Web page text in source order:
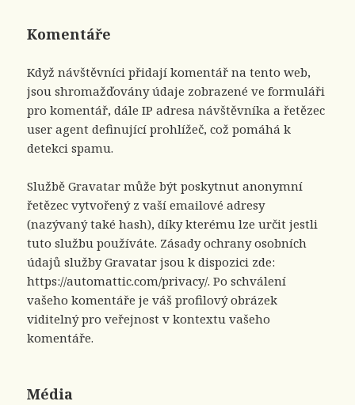
Komentáře
Když návštěvníci přidají komentář na tento web,
jsou shromažďovány údaje zobrazené ve formuláři
pro komentář, dále IP adresa návštěvníka a řetězec
user agent definující prohlížeč, což pomáhá k
detekci spamu.
Službě Gravatar může být poskytnut anonymní
řetězec vytvořený z vaší emailové adresy
(nazývaný také hash), díky kterému lze určit jestli
tuto službu používáte. Zásady ochrany osobních
údajů služby Gravatar jsou k dispozici zde:
https://automattic.com/privacy/. Po schválení
vašeho komentáře je váš profilový obrázek
viditelný pro veřejnost v kontextu vašeho
komentáře.
Média